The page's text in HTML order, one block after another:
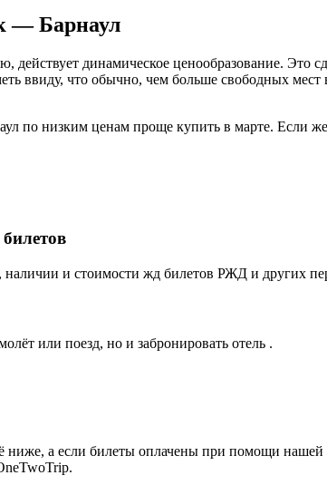
— Барнаул
действует динамическое ценообразование.
ввиду, что обычно, чем больше свободных
по низким ценам проще купить в марте. Если
и стоимости жд билетов РЖД и других
или поезд, но и забронировать отель .
а если билеты оплачены при помощи